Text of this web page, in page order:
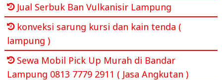
Jual Serbuk Ban Vulkanisir Lampung
konveksi sarung kursi dan kain tenda (
lampung )
Sewa Mobil Pick Up Murah di Bandar
Lampung 0813 7779 2911 ( Jasa Angkutan )